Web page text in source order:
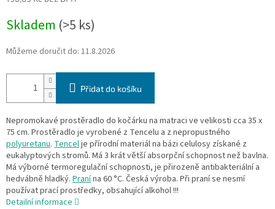
cena:
Skladem (>5 ks)
Můžeme doručit do: 11.8.2026
Přidat do košíku
Nepromokavé prostěradlo do kočárku na matraci ve velikosti cca 35 x
75 cm. Prostěradlo je vyrobené z Tencelu a z nepropustného
polyuretanu. Tencelje přírodní materiál na bázi celulosy získané z
eukalyptových stromů. Má 3 krát větší absorpční schopnost než bavlna.
Má výborné termoregulační schopnosti, je přirozeně antibakteriální a
hedvábně hladký. Pranína 60 °C. Česká výroba. Při praní se nesmí
používat prací prostředky, obsahující alkohol !!!
Detailní informace